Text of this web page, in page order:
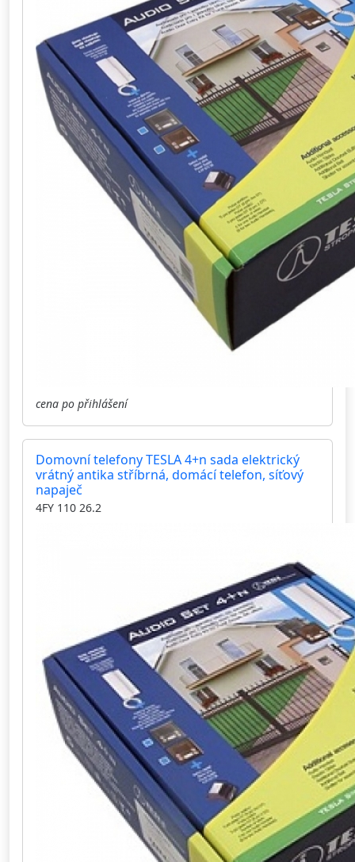
cena po přihlášení
Domovní telefony TESLA 4+n sada elektrický
vrátný antika stříbrná, domácí telefon, síťový
napaječ
4FY 110 26.2